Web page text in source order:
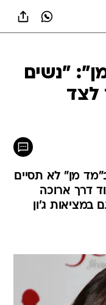
"נשים
לצד
מן" לא תסיים
דרך ארוכה
במציאות ג'ון